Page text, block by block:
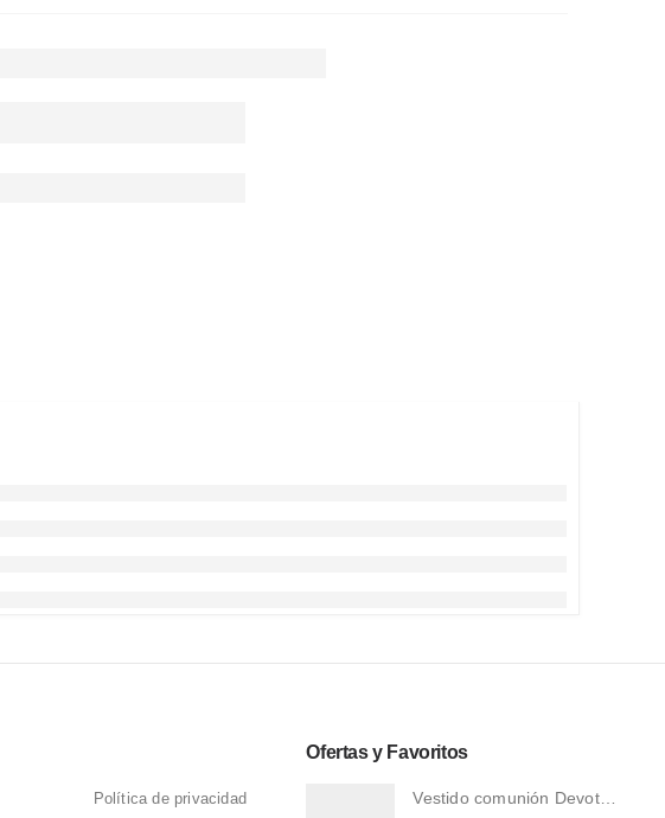
Política de privacidad
Ofertas y Favoritos
Vestido comunión Devota & Lomba L321